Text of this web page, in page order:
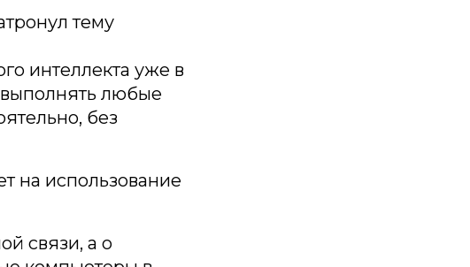
тему
интеллекта уже в
любые
без
на использование
связи, а о